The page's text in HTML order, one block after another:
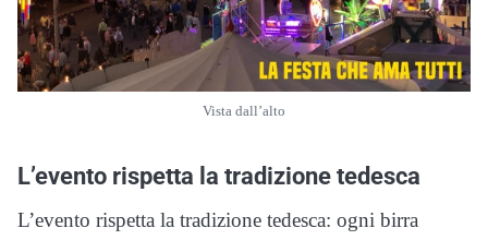
Vista dall’alto
L’evento rispetta la tradizione tedesca
L’evento rispetta la tradizione tedesca: ogni birra